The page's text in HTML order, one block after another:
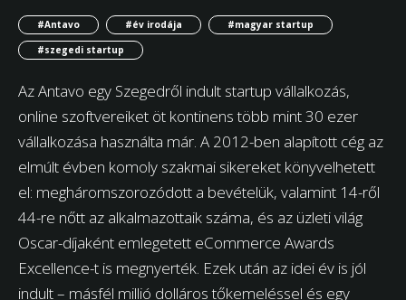
#Antavo #év irodája
#magyar startup
#szegedi startup
Az Antavo egy Szegedről indult startup vállalkozás,
online szoftvereiket öt kontinens több mint 30 ezer
vállalkozása használta már. A 2012-ben alapított cég az
elmúlt évben komoly szakmai sikereket könyvelhetett
el: megháromszorozódott a bevételük, valamint 14-ről
44-re nőtt az alkalmazottaik száma, és az üzleti világ
Oscar-díjaként emlegetett eCommerce Awards
Excellence-t is megnyerték. Ezek után az idei év is jól
indult – másfél millió dolláros tőkemeléssel és egy